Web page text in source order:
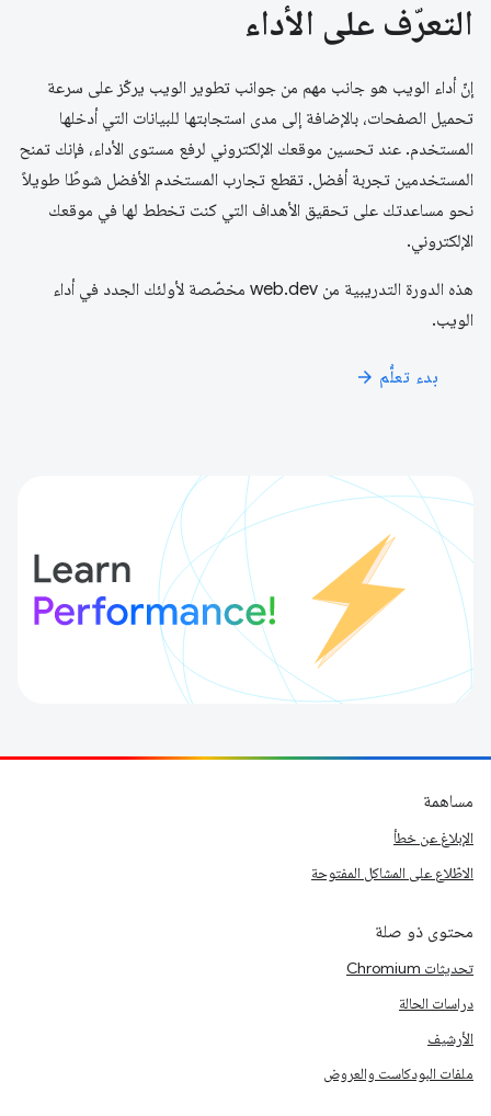
التعرّف على الأداء
إنّ أداء الويب هو جانب مهم من جوانب تطوير الويب يركّز على سرعة
تحميل الصفحات، بالإضافة إلى مدى استجابتها للبيانات التي أدخلها
المستخدم. عند تحسين موقعك الإلكتروني لرفع مستوى الأداء، فإنك تمنح
المستخدمين تجربة أفضل. تقطع تجارب المستخدم الأفضل شوطًا طويلاً
نحو مساعدتك على تحقيق الأهداف التي كنت تخطط لها في موقعك
الإلكتروني.
هذه الدورة التدريبية من web.dev مخصّصة لأولئك الجدد في أداء
الويب.
بدء تعلُّم arrow_forward
مساهمة
الإبلاغ عن خطأ
الاطّلاع على المشاكل المفتوحة
محتوى ذو صلة
تحديثات Chromium
دراسات الحالة
الأرشيف
ملفات البودكاست والعروض